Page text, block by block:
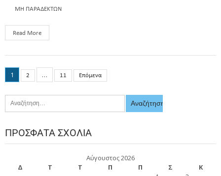
ΜΗ ΠΑΡΑΔΕΚΤΩΝ
Read More
1 2 … 11 Επόμενα
ΠΡΌΣΦΑΤΑ ΣΧΌΛΙΑ
Αύγουστος 2026
Δ
Τ Τ Π Π Σ
Κ